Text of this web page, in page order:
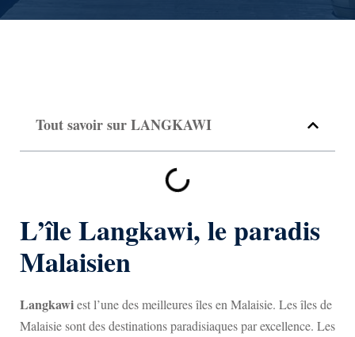
Tout savoir sur LANGKAWI
L’île Langkawi, le paradis
Malaisien
Langkawiest l’une des meilleures îles en Malaisie. Les îles de
Malaisie sont des destinations paradisiaques par excellence. Les